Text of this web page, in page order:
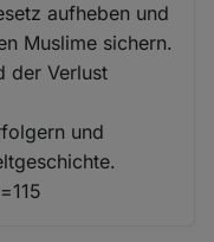
aufheben und
Muslime sichern.
der Verlust
und